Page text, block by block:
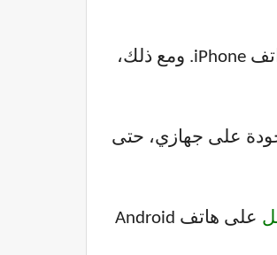
تجدر الإشارة إلى أنّ خاصية التعرف على الوجه في هواتف Android ليست بنفس مستوى أمان Face ID في هواتف iPhone. ومع ذلك،
على جهازي، حتى
على هاتف Android